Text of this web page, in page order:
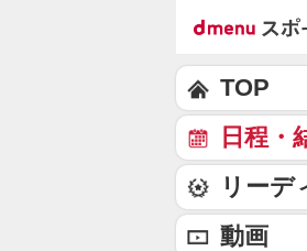
TOP
日程・
リーデ
動画